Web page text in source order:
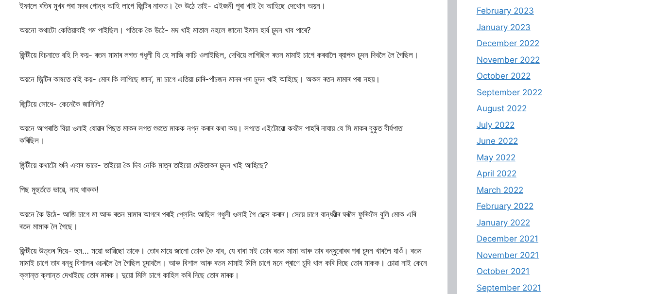
ইফালে ৰতিৰ মুখৰ পৰা মদৰ গোন্ধ আহি লাগে জিন্টিৰ নাকত। কৈ উঠে তাই- এইজনী পুৰা খাই বৈ আহিছে দেখোন অয়ন।
অয়নো কথাটো কেতিয়াবাই গম পাইছিল। গতিকে কৈ উঠে- মদ খাই মাতাল নহলে জানো ইমান হাৰ্ব চুদন খাব পাৰে?
জিন্টীয়ে বিচনাতে বহি দি কয়- ৰতন মামাৰ লগত গধুলী যি হে সাজি কাচি ওলাইছিল, দেখিয়ে লাগিছিল ৰতন মামাই চাগে কৰবালৈ ব্যাপক চুদন দিবলৈ লৈ গৈছিল।
অয়নে জিন্টিৰ কাষতে বহি কয়- মোৰ কি লাগিছে জান’, মা চাগে এতিয়া চাৰি-পাঁচজন মানৰ পৰা চুদন খাই আহিছে। অকল ৰতন মামাৰ পৰা নহয়।
জিন্টিয়ে সোধে- কেনেকৈ জানিলি?
অয়নে আগৰাতি বিয়া ওলাই যোৱাৰ পিছত মাকৰ লগত শুৱতে মাকক নগ্ন কৰাৰ কথা কয়। লগতে এইটোৱো কবলৈ পাহৰি নাযায় যে সি মাকৰ বুকুত বীৰ্যপাত
কৰিছিল।
জিন্টীয়ে কথাটো শুনি এবাৰ ভাৱে- তাইয়ো কৈ দিব নেকি মাত্ৰ তাইয়ো দেউতাকৰ চুদন খাই আহিছে?
পিছ মুহুৰ্ততে ভাৱে, নাহ থাকক!
অয়নে কৈ উঠে- আজি চাগে মা আৰু ৰতন মামাৰ আগৰে পৰাই প্লেনিং আছিল গধুলী ওলাই গৈ ছেক্স কৰাৰ। সেয়ে চাগে বান্ধৱীৰ ঘৰলৈ ফুৰিবলৈ বুলি মোক এৰি
ৰতন মামাক লৈ গৈছে।
জিন্টীয়ে উত্তৰ দিয়ে- হুম… ময়ো ভাৱিছো তাকে। তোৰ মায়ে জানো তোক কৈ যাব, যে বাবা মই তোৰ ৰতন মামা আৰু তাৰ বন্ধুবোৰৰ পৰা চুদন খাবলৈ যাওঁ। ৰতন
মামাই চাগে তাৰ বন্ধু বিশালৰ ওচৰলৈ লৈ গৈছিল চুদাবলৈ। আৰু বিশাল আৰু ৰতন মামাই মিলি চাগে মনে প্ৰাণে চুদি খাল কৰি দিছে তোৰ মাকক। চোৱা নাই কেনে
ক্লান্ত ক্লান্ত দেখাইছে তোৰ মাৰক। দুয়ো মিলি চাগে কাহিল কৰি দিছে তোৰ মাৰক।
February 2023
January 2023
December 2022
November 2022
October 2022
September 2022
August 2022
July 2022
June 2022
May 2022
April 2022
March 2022
February 2022
January 2022
December 2021
November 2021
October 2021
September 2021